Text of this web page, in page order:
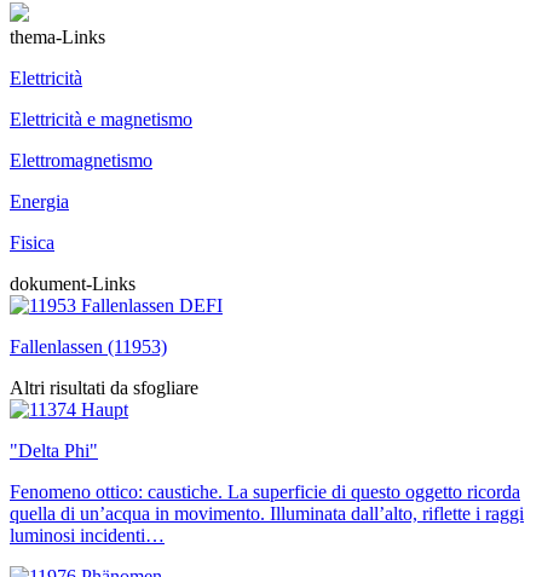
thema-Links
Elettricità
Elettricità e magnetismo
Elettromagnetismo
Energia
Fisica
dokument-Links
Fallenlassen (11953)
Altri risultati da sfogliare
"Delta Phi"
Fenomeno ottico: caustiche. La superficie di questo oggetto ricorda
quella di un’acqua in movimento. Illuminata dall’alto, riflette i raggi
luminosi incidenti…